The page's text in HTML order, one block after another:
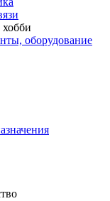
хобби
оборудование